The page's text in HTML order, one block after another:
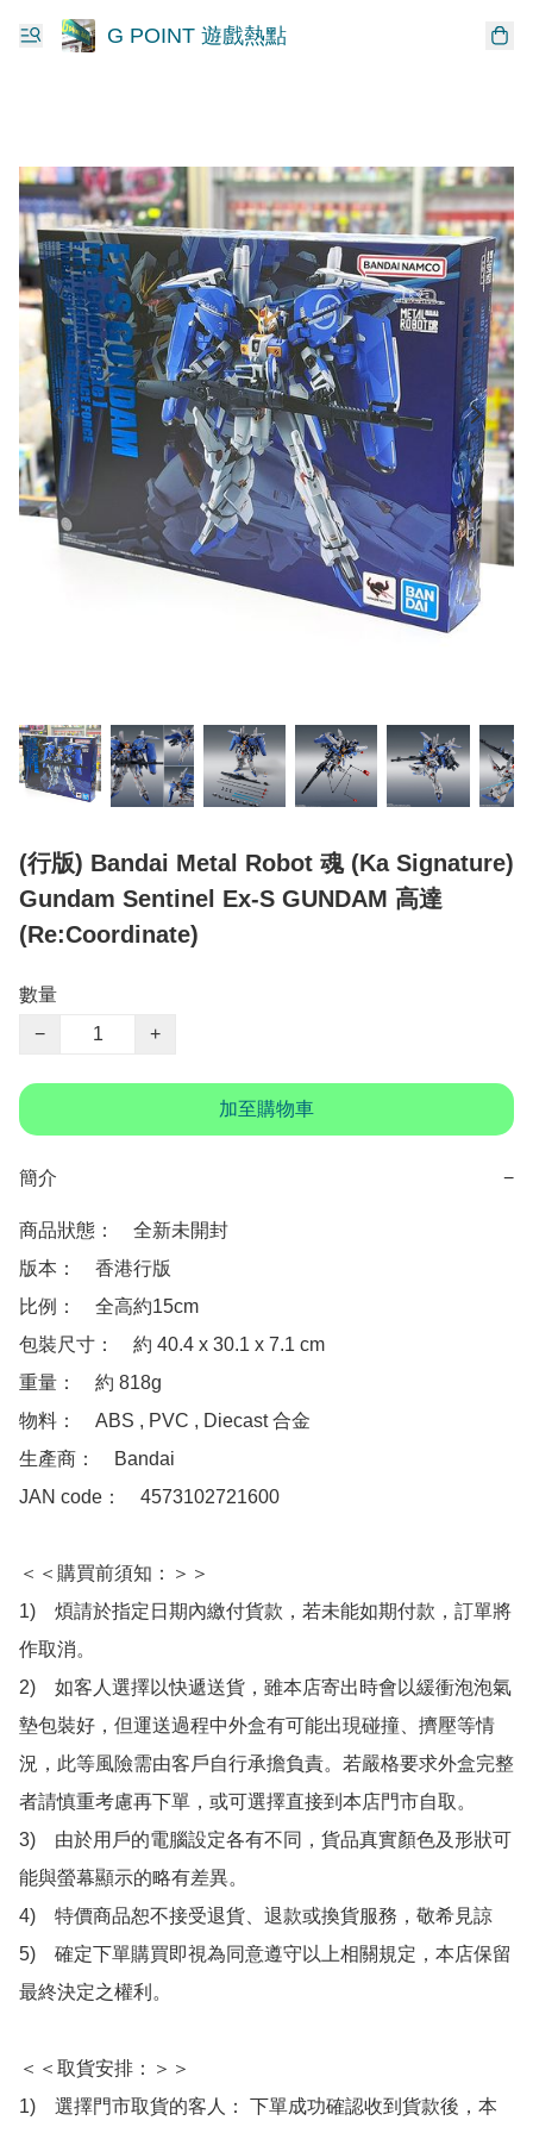
G POINT 遊戲熱點
(行版) Bandai Metal Robot 魂 (Ka Signature)
Gundam Sentinel Ex-S GUNDAM 高達
(Re:Coordinate)
數量
−
+
加至購物車
簡介 −
商品狀態：　全新未開封
版本：　香港行版
比例：　全高約15cm
包裝尺寸：　約 40.4 x 30.1 x 7.1 cm
重量：　約 818g
物料：　ABS , PVC , Diecast 合金
生產商：　Bandai
JAN code：　4573102721600
＜＜購買前須知：＞＞
1)　煩請於指定日期內繳付貨款，若未能如期付款，訂單將
作取消。
2)　如客人選擇以快遞送貨，雖本店寄出時會以緩衝泡泡氣
墊包裝好，但運送過程中外盒有可能出現碰撞、擠壓等情
況，此等風險需由客戶自行承擔負責。若嚴格要求外盒完整
者請慎重考慮再下單，或可選擇直接到本店門市自取。
3)　由於用戶的電腦設定各有不同，貨品真實顏色及形狀可
能與螢幕顯示的略有差異。
4)　特價商品恕不接受退貨、退款或換貨服務，敬希見諒
5)　確定下單購買即視為同意遵守以上相關規定，本店保留
最終決定之權利。
＜＜取貨安排：＞＞
1)　選擇門市取貨的客人： 下單成功確認收到貨款後，本